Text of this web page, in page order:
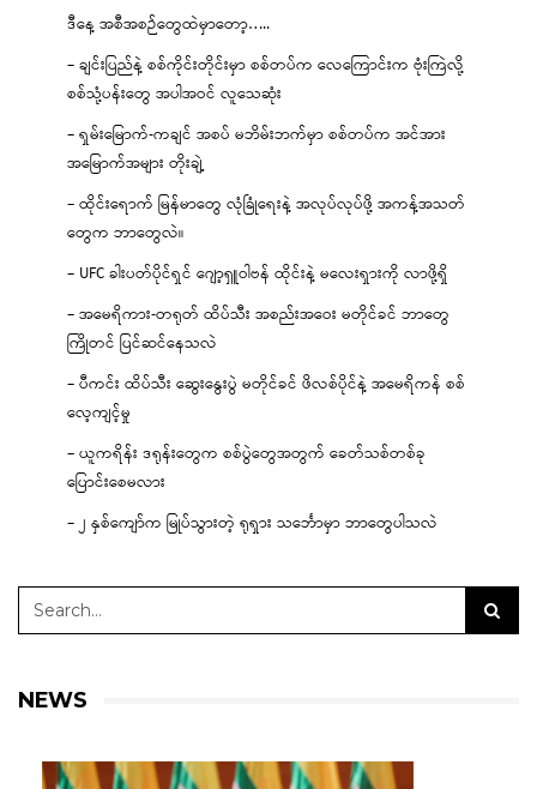
ဒီနေ့ အစီအစဉ်တွေထဲမှာတော့…..
– ချင်းပြည်နဲ့ စစ်ကိုင်းတိုင်းမှာ စစ်တပ်က လေကြောင်းက ဗုံးကြဲလို့
စစ်သုံ့ပန်းတွေ အပါအဝင် လူသေဆုံး
– ရှမ်းမြောက်-ကချင် အစပ် မဘိမ်းဘက်မှာ စစ်တပ်က အင်အား
အမြောက်အများ တိုးချဲ့
– ထိုင်းရောက် မြန်မာတွေ လုံခြုံရေးနဲ့ အလုပ်လုပ်ဖို့ အကန့်အသတ်
တွေက ဘာတွေလဲ။
– UFC ခါးပတ်ပိုင်ရှင် ဂျော့ရှူဝါဗန် ထိုင်းနဲ့ မလေးရှားကို လာဖို့ရှိ
– အမေရိကား-တရုတ် ထိပ်သီး အစည်းအဝေး မတိုင်ခင် ဘာတွေ
ကြိုတင် ပြင်ဆင်နေသလဲ
– ပီကင်း ထိပ်သီး ဆွေးနွေးပွဲ မတိုင်ခင် ဖိလစ်ပိုင်နဲ့ အမေရိကန် စစ်
လေ့ကျင့်မှု
– ယူကရိန်း ဒရုန်းတွေက စစ်ပွဲတွေအတွက် ခေတ်သစ်တစ်ခု
ပြောင်းစေမလား
– ၂ နှစ်ကျော်က မြုပ်သွားတဲ့ ရုရှား သင်္ဘောမှာ ဘာတွေပါသလဲ
NEWS